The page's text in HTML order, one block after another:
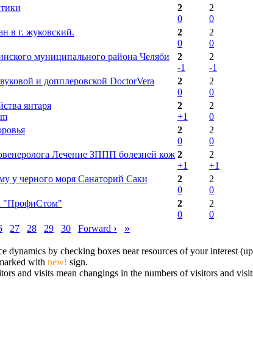
2
0
2
0
в г. жуковский.
2
0
2
0
муниципального района Челяби
2
-1
2
-1
и допплеровской DoctorVera
2
0
2
0
янтаря
2
+1
2
0
2
0
2
0
Лечение ЗППП болезней кож 2
+1
2
+1
у черного моря Санаторий Саки
2
0
2
0
"ПрофиСтом"
2
0
2
0
27 28 29 30 Forward › »
dynamics by checking boxes near resources of your interest
with new! sign.
and visits mean changings in the numbers of visitors and